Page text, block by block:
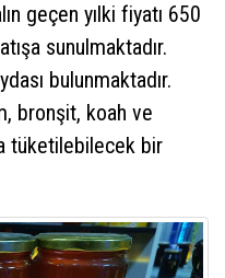
geçen yılki fiyatı 650
sunulmaktadır.
bulunmaktadır.
bronşit, koah ve
tüketilebilecek bir